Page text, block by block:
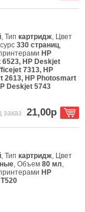
, Типкартридж, Цвет
330 страниц,
HP
HP Deskjet
7313, HP
2613, HP Photosmart
Deskjet 5743
заказ 21,00р
, Типкартридж, Цвет
, Объем80 мл,
HP